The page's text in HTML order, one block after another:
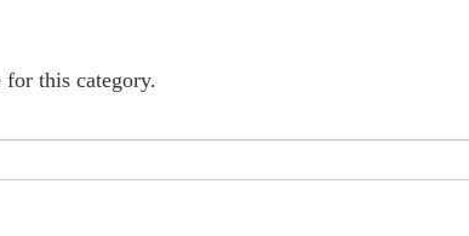
for this category.